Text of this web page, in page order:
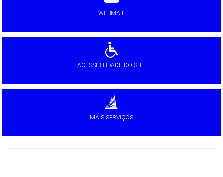
WEBMAIL
ACESSIBILIDADE DO SITE
MAIS SERVIÇOS